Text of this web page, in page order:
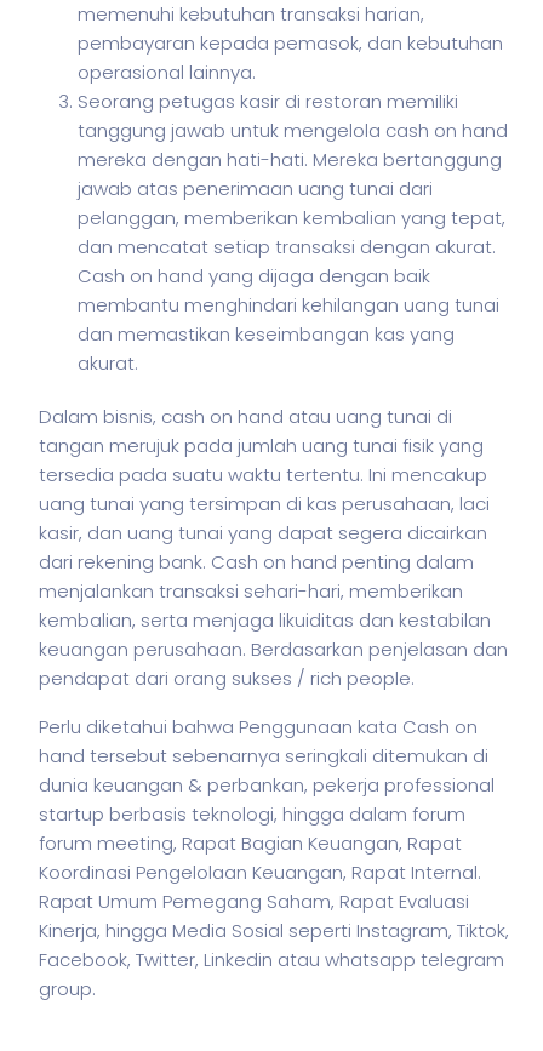
memenuhi kebutuhan transaksi harian,
pembayaran kepada pemasok, dan kebutuhan
operasional lainnya.
Seorang petugas kasir di restoran memiliki
tanggung jawab untuk mengelola cash on hand
mereka dengan hati-hati. Mereka bertanggung
jawab atas penerimaan uang tunai dari
pelanggan, memberikan kembalian yang tepat,
dan mencatat setiap transaksi dengan akurat.
Cash on hand yang dijaga dengan baik
membantu menghindari kehilangan uang tunai
dan memastikan keseimbangan kas yang
akurat.
Dalam bisnis, cash on hand atau uang tunai di
tangan merujuk pada jumlah uang tunai fisik yang
tersedia pada suatu waktu tertentu. Ini mencakup
uang tunai yang tersimpan di kas perusahaan, laci
kasir, dan uang tunai yang dapat segera dicairkan
dari rekening bank. Cash on hand penting dalam
menjalankan transaksi sehari-hari, memberikan
kembalian, serta menjaga likuiditas dan kestabilan
keuangan perusahaan. Berdasarkan penjelasan dan
pendapat dari orang sukses / rich people.
Perlu diketahui bahwa Penggunaan kata Cash on
hand tersebut sebenarnya seringkali ditemukan di
dunia keuangan & perbankan, pekerja professional
startup berbasis teknologi, hingga dalam forum
forum meeting, Rapat Bagian Keuangan, Rapat
Koordinasi Pengelolaan Keuangan, Rapat Internal.
Rapat Umum Pemegang Saham, Rapat Evaluasi
Kinerja, hingga Media Sosial seperti Instagram, Tiktok,
Facebook, Twitter, Linkedin atau whatsapp telegram
group.